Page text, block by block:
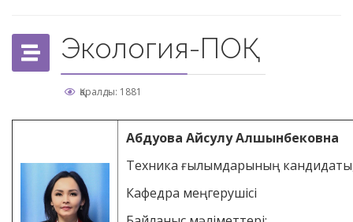
Экология-ПОҚ
Қаралды: 1881
Абдуова Айсулу Алшынбековна
Техника ғылымдарының
Кафедра меңгерушісі